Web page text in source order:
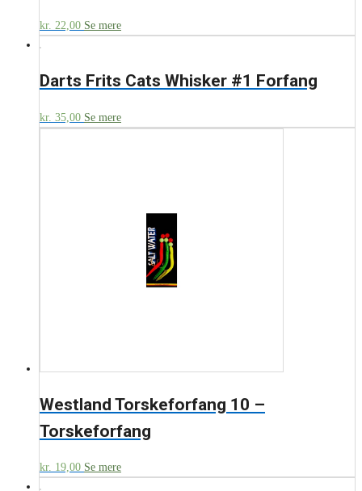
kr. 22,00 Se mere
Darts Frits Cats Whisker #1 Forfang
kr. 35,00 Se mere
Westland Torskeforfang 10 –
Torskeforfang
kr. 19,00 Se mere